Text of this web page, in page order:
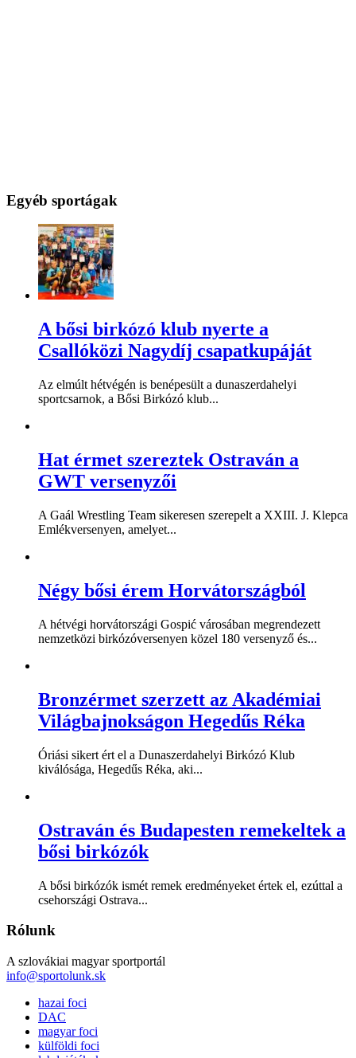
Egyéb sportágak
A bősi birkózó klub nyerte a
Csallóközi Nagydíj csapatkupáját
Az elmúlt hétvégén is benépesült a dunaszerdahelyi
sportcsarnok, a Bősi Birkózó klub...
Hat érmet szereztek Ostraván a
GWT versenyzői
A Gaál Wrestling Team sikeresen szerepelt a XXIII. J. Klepca
Emlékversenyen, amelyet...
Négy bősi érem Horvátországból
A hétvégi horvátországi Gospić városában megrendezett
nemzetközi birkózóversenyen közel 180 versenyző és...
Bronzérmet szerzett az Akadémiai
Világbajnokságon Hegedűs Réka
Óriási sikert ért el a Dunaszerdahelyi Birkózó Klub
kiválósága, Hegedűs Réka, aki...
Ostraván és Budapesten remekeltek a
bősi birkózók
A bősi birkózók ismét remek eredményeket értek el, ezúttal a
csehországi Ostrava...
Rólunk
A szlovákiai magyar sportportál
info@sportolunk.sk
hazai foci
DAC
magyar foci
külföldi foci